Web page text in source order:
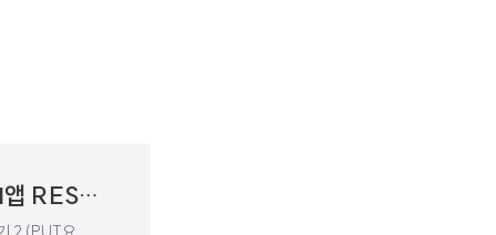
[Spring] 스프링 부트 첫걸음 : Android앱 REST API 서버 만들기 2 (POST, PUT, DELETE 요청, @RequestParam, Postman)